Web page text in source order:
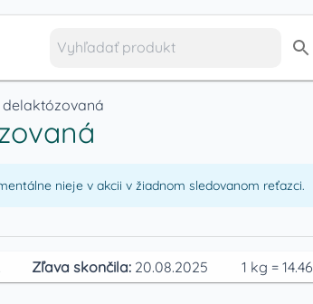
nieje v akcii v žiadnom sledovanom reťazci.
Zľava skončila: 20.08.2025 1 kg = 14.46